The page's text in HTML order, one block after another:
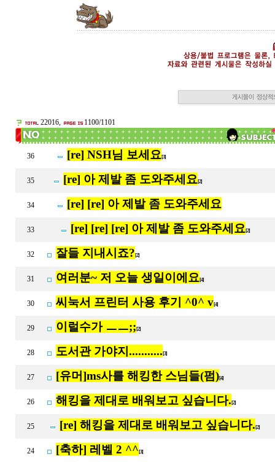
22016, 1100/1101
36 [re] NSH님 보세요[3]
35 [re] 아 제발 좀 도와주세요[2]
34 [re] [re] 아 제발 좀 도와주세요
33 [re] [re] [re] 아 제발 좀 도와주세요[2]
32 잘들 지내시죠? [2]
31 여러분~ 저 오늘 생일이에요[4]
30 씨눅서 프린터 사용 후기 ^0^ v[4]
29 이럴수가 ㅡㅡ;; [2]
28 도서관 가야지........... [3]
27 [유머]ms사를 해킹한 스님들(펌)[4]
26 해킹을 제대로 배워보고 싶습니다. [2]
25 [re] 해킹을 제대로 배워보고 싶습니다. [2]
24 [축하] 레벨 2 ^^ [3]